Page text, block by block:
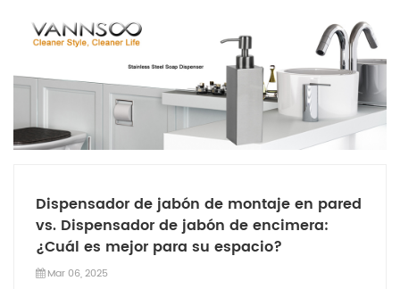
Dispensador de jabón de montaje en pared
vs. Dispensador de jabón de encimera:
¿Cuál es mejor para su espacio?
Mar 06, 2025